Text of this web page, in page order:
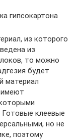
гипсокартона
из которого
из
то можно
будет
материал
имеют
Готовые клеевые
но не
поэтому